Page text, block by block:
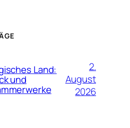
Land:
und
2.
August
2026